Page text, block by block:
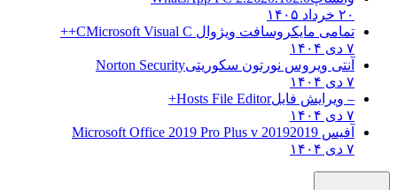
۲۰ خرداد ۱۴۰۵
تمامی مایکروسافت ویژوال C Microsoft Visual C++
۷ دی ۱۴۰۴
آنتی ویروس نورتون سکوریتیNorton Security
۷ دی ۱۴۰۴
– ویرایش فایلHosts File Editor+
۷ دی ۱۴۰۴
آفیس 2019 2019 Microsoft Office 2019 Pro Plus v
۷ دی ۱۴۰۴